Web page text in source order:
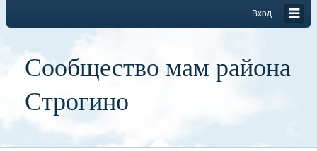
Вход
Сообщество мам района
Строгино